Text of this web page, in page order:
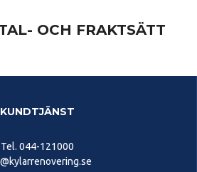
OCH FRAKTSÄTT
KUNDTJÄNST
Tel. 044-121000